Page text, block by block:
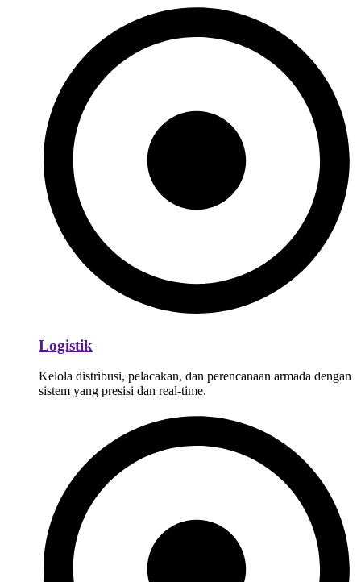
Logistik
Kelola distribusi, pelacakan, dan perencanaan armada dengan
sistem yang presisi dan real-time.